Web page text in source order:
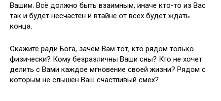
Вашим. Всё должно быть взаимным, иначе кто-то из Вас
так и будет несчастен и втайне от всех будет ждать
конца.
Скажите ради Бога, зачем Вам тот, кто рядом только
физически? Кому безразличны Ваши сны? Кто не хочет
делить с Вами каждое мгновение своей жизни? Рядом с
которым не слышен Ваш счастливый смех?